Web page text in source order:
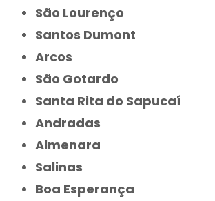
São Lourenço
Santos Dumont
Arcos
São Gotardo
Santa Rita do Sapucaí
Andradas
Almenara
Salinas
Boa Esperança